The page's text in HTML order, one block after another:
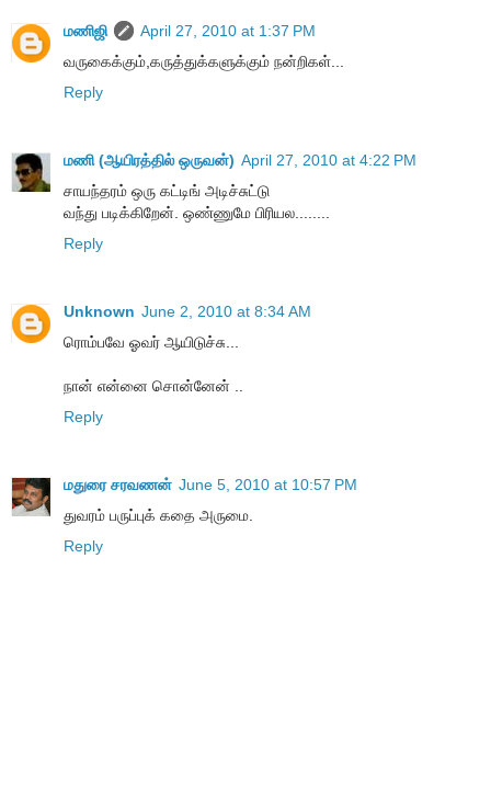
மணிஜி
April 27, 2010 at 1:37 PM
வருகைக்கும்,கருத்துக்களுக்கும் நன்றிகள்...
Reply
மணி (ஆயிரத்தில் ஒருவன்) April 27, 2010 at 4:22 PM
சாயந்தரம் ஒரு கட்டிங் அடிச்சுட்டு
வந்து படிக்கிறேன். ஒண்ணுமே பிரியல........
Reply
Unknown June 2, 2010 at 8:34 AM
ரொம்பவே ஓவர் ஆயிடுச்சு...
நான் என்னை சொன்னேன் ..
Reply
மதுரை சரவணன் June 5, 2010 at 10:57 PM
துவரம் பருப்புக் கதை அருமை.
Reply